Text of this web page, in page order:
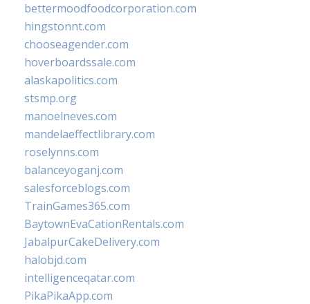
bettermoodfoodcorporation.com
hingstonnt.com
chooseagender.com
hoverboardssale.com
alaskapolitics.com
stsmp.org
manoelneves.com
mandelaeffectlibrary.com
roselynns.com
balanceyoganj.com
salesforceblogs.com
TrainGames365.com
BaytownEvaCationRentals.com
JabalpurCakeDelivery.com
halobjd.com
intelligenceqatar.com
PikaPikaApp.com